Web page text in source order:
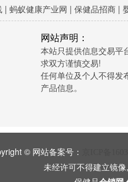
| 蚂蚁健康产业网 | 保健品招商 |
网站声明：
本站只提供信息交易平
求双方谨慎交易!
任何单位及个人不得发
产品信息。
© 网站备案号：
未经许可不得建立镜